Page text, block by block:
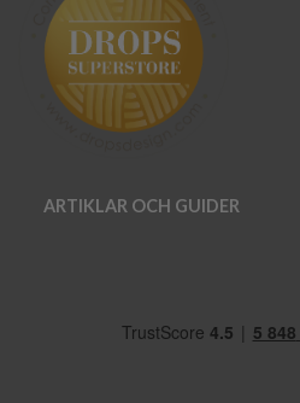
ARTIKLAR OCH GUIDER